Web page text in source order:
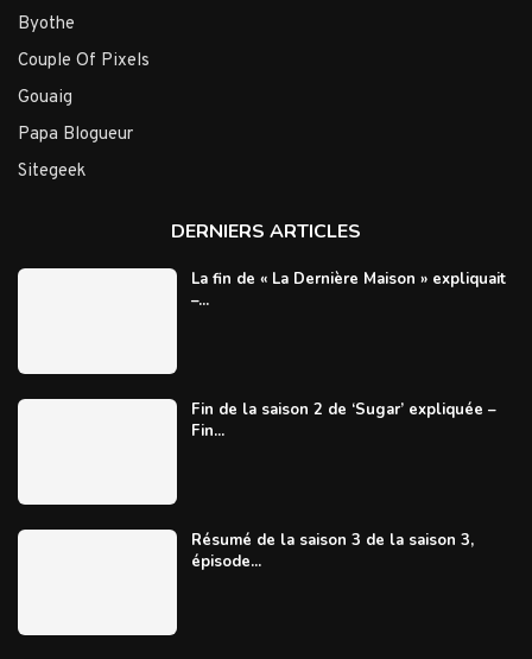
Byothe
Couple Of Pixels
Gouaig
Papa Blogueur
Sitegeek
DERNIERS ARTICLES
La fin de « La Dernière Maison » expliquait
–...
Fin de la saison 2 de ‘Sugar’ expliquée –
Fin...
Résumé de la saison 3 de la saison 3,
épisode...